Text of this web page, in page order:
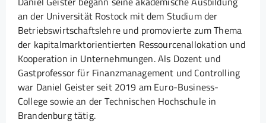
an der Universität Rostock mit dem Studium der
Betriebswirtschaftslehre und promovierte zum Thema
der kapitalmarktorientierten Ressourcenallokation und
Kooperation in Unternehmungen. Als Dozent und
Gastprofessor für Finanzmanagement und Controlling
war Daniel Geister seit 2019 am Euro-Business-
College sowie an der Technischen Hochschule in
Brandenburg tätig.